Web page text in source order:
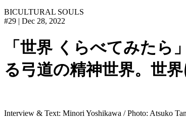
BICULTURAL SOULS
#29 | Dec 28, 2022
「世界 くらべてみた
る弓道の精神世界。世
Interview & Text: Minori Yoshikawa / Photo: Atsuko